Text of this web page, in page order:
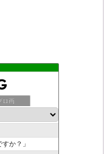
ブロ画
リン憲法改悪計画！
か？」